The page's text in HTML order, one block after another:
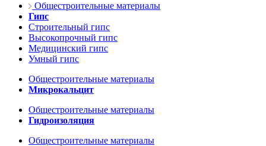
Общестроительные материалы
Гипс
Строительный гипс
Высокопрочный гипс
Медицинский гипс
Умный гипс
Общестроительные материалы
Микрокальцит
Общестроительные материалы
Гидроизоляция
Общестроительные материалы